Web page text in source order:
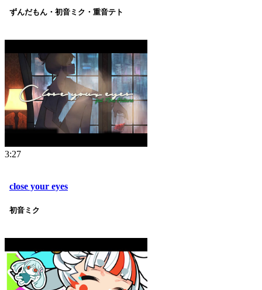
ずんだもん・初音ミク・重音テト
3:27
close your eyes
初音ミク